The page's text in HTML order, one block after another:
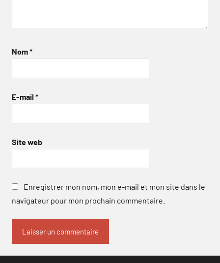
Nom*
E-mail *
Site web
Enregistrer mon nom, mon e-mail et mon site dans le
navigateur pour mon prochain commentaire.